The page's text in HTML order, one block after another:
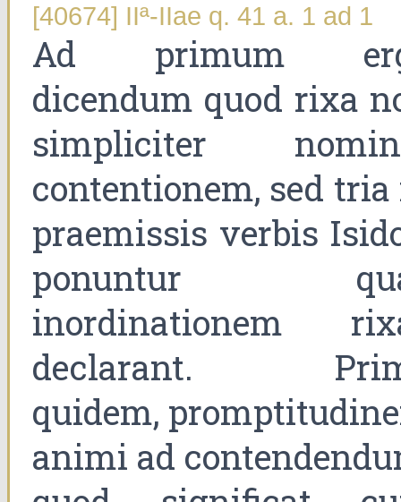
[40674] IIª-IIae q. 41 a. 1 ad 1
Ad primum
dicendum quod rixa
simpliciter
contentionem, sed
praemissis verbis
ponuntur
inordinationem
declarant.
quidem,
animi ad